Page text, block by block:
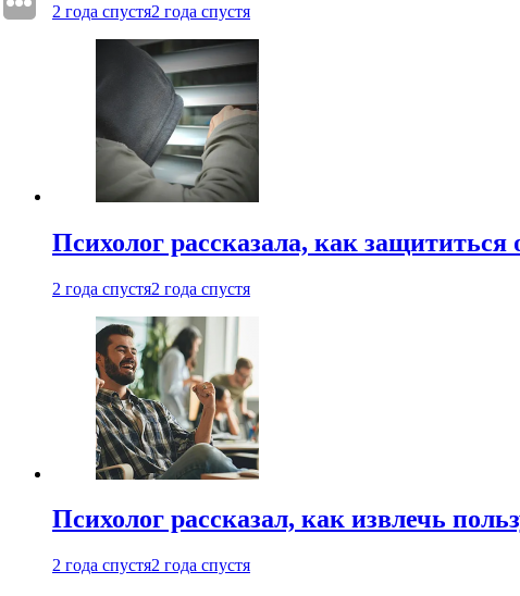
2 года спустя2 года спустя
Психолог рассказала, как защититься
2 года спустя2 года спустя
Психолог рассказал, как извлечь
2 года спустя2 года спустя